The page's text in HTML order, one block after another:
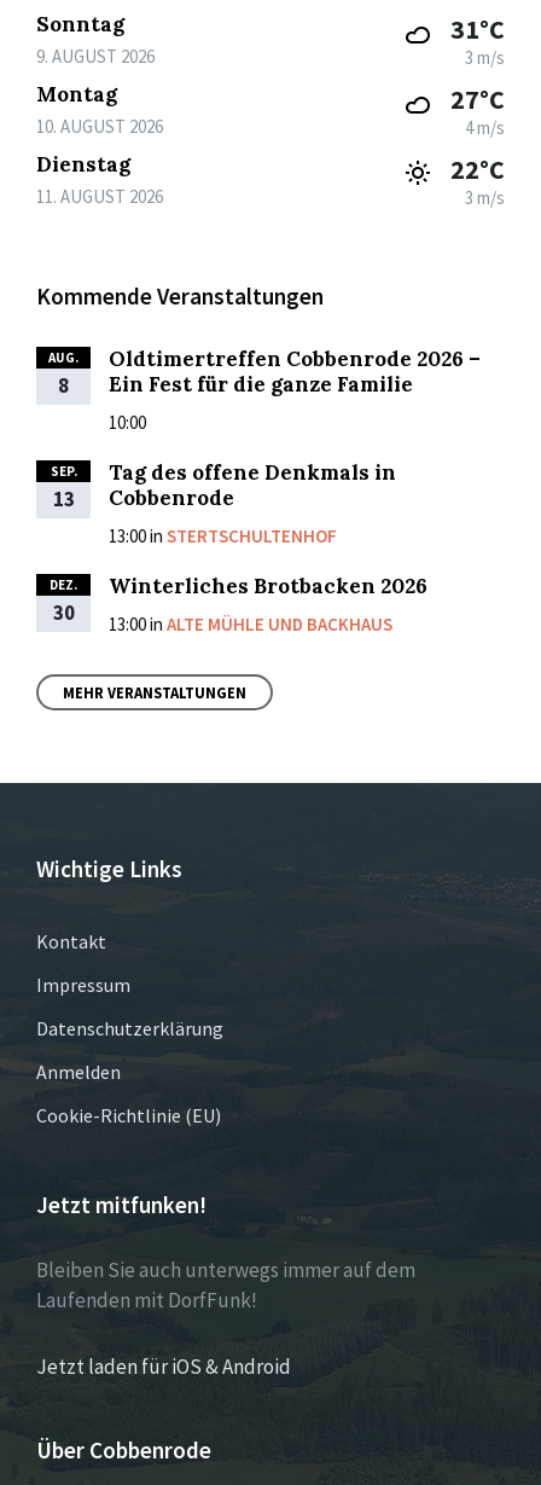
Sonntag
9. AUGUST 2026
31°C
3 m/s
Montag
10. AUGUST 2026
27°C
4 m/s
Dienstag
11. AUGUST 2026
22°C
3 m/s
Kommende Veranstaltungen
AUG.
8
Oldtimertreffen Cobbenrode 2026 –
Ein Fest für die ganze Familie
10:00
SEP.
13
Tag des offene Denkmals in
Cobbenrode
13:00in STERTSCHULTENHOF
DEZ.
30
Winterliches Brotbacken 2026
13:00in ALTE MÜHLE UND BACKHAUS
MEHR VERANSTALTUNGEN
Wichtige Links
Kontakt
Impressum
Datenschutzerklärung
Anmelden
Cookie-Richtlinie (EU)
Jetzt mitfunken!
Bleiben Sie auch unterwegs immer auf dem
Laufenden mit DorfFunk!
Jetzt laden für iOS & Android
Über Cobbenrode